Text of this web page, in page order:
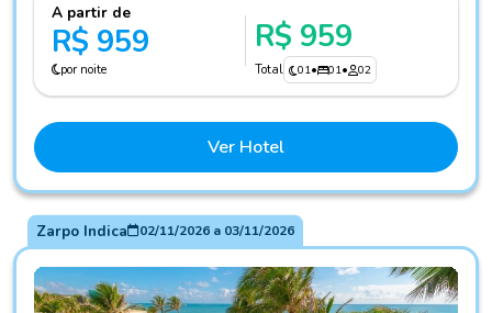
A partir de
R$ 959
por noite
R$ 959
Total 01• 01• 02
Ver Hotel
Zarpo Indica 02/11/2026a 03/11/2026